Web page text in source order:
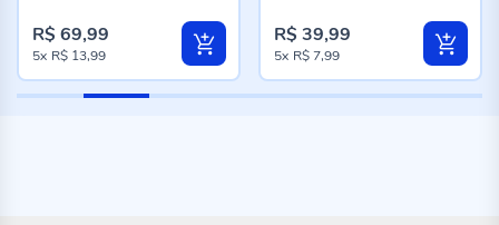
R$ 69,99
5x R$ 13,99
R$ 39,99
5x R$ 7,99